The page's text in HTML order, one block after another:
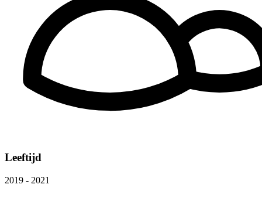
Leeftijd
2019 - 2021